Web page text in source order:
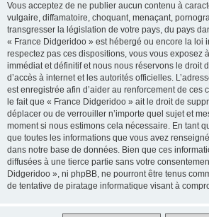
Vous acceptez de ne publier aucun contenu à
vulgaire, diffamatoire, choquant, menaçant,
transgresser la législation de votre pays, du pays
« France Didgeridoo » est hébergé ou encore la loi
respectez pas ces dispositions, vous vous exposez
immédiat et définitif et nous nous réservons le droit
d’accès à internet et les autorités officielles.
est enregistrée afin d’aider au renforcement de ces
le fait que « France Didgeridoo » ait le droit de
déplacer ou de verrouiller n’importe quel sujet et
moment si nous estimons cela nécessaire. En tant
que toutes les informations que vous avez
dans notre base de données. Bien que ces
diffusées à une tierce partie sans votre
Didgeridoo », ni phpBB, ne pourront être tenus
de tentative de piratage informatique visant à